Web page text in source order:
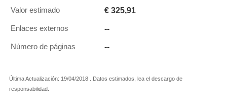
Valor estimado € 325,91
Enlaces externos --
Número de páginas --
Última Actualización: 19/04/2018 . Datos estimados, lea el descargo de
responsabilidad.